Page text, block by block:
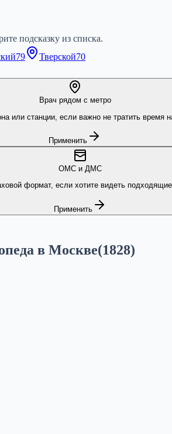
подсказку из списка.
79 Тверской70
Врач рядом с метро
или станции, если важно не тратить время
Применить
ОМС и ДМС
формат, если хотите видеть
Применить
в Москве(1828)